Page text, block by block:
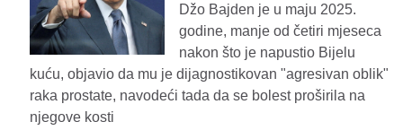
Džo Bajden je u maju 2025.
godine, manje od četiri mjeseca
nakon što je napustio Bijelu
kuću, objavio da mu je dijagnostikovan "agresivan oblik"
raka prostate, navodeći tada da se bolest proširila na
njegove kosti